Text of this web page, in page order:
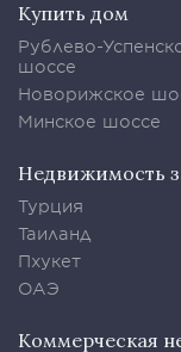
Купить дом
Рублево-
шоссе
Новорижское
Минское шоссе
Недвижимость
Турция
Таиланд
Пхукет
ОАЭ
Коммерческая